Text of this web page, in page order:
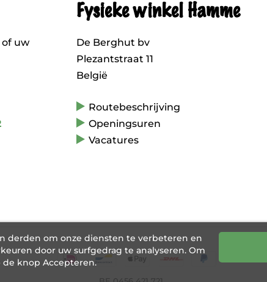
of uw
Fysieke winkel Hamme
De Berghut bv
Plezantstraat 11
België
Routebeschrijving
Openingsuren
Vacatures
derden om onze diensten te verbeteren en
door uw surfgedrag te analyseren. Om
knop Accepteren.